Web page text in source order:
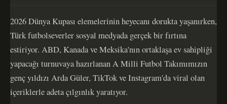
2026 Dünya Kupası elemelerinin heyecanı dorukta yaşanırken,
Türk futbolseverler sosyal medyada gerçek bir fırtına
estiriyor. ABD, Kanada ve Meksika'nın ortaklaşa ev sahipliği
yapacağı turnuvaya hazırlanan A Milli Futbol Takımımızın
genç yıldızı Arda Güler, TikTok ve Instagram'da viral olan
içeriklerle adeta çılgınlık yaratıyor.